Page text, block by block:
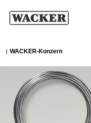
WACKER-Konzern